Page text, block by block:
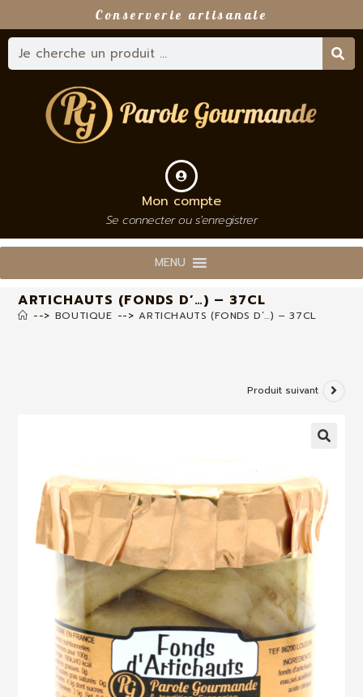
Conserverie artisanale
Mon compte
Se connecter ou s'enregistrer
MENU
ARTICHAUTS (FONDS D’…) – 37CL
--> BOUTIQUE --> ARTICHAUTS (FONDS D’…) – 37CL
Produit suivant